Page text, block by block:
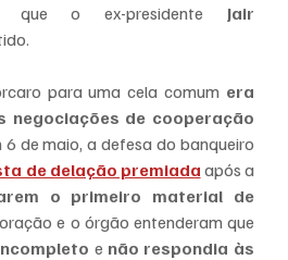
o ex-presidente Jair
para uma cela comum era
negociações de cooperação
6 de maio, a defesa do banqueiro
de delação premiada após a
o primeiro material de
e o órgão entenderam que
e não respondia às